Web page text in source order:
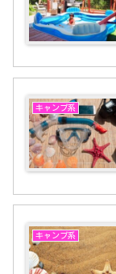
キャンプ系
キャンプ系